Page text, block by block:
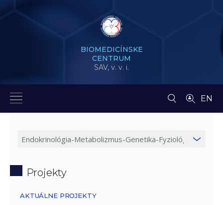
BIOMEDICÍNSKE
CENTRUM
SAV, v. v. i.
EN
Projekty
AKTUÁLNE PROJEKTY